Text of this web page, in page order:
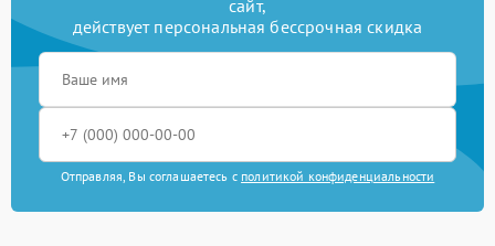
сайт,
действует персональная бессрочная скидка
Отправляя, Вы соглашаетесь с политикой конфиденциальности